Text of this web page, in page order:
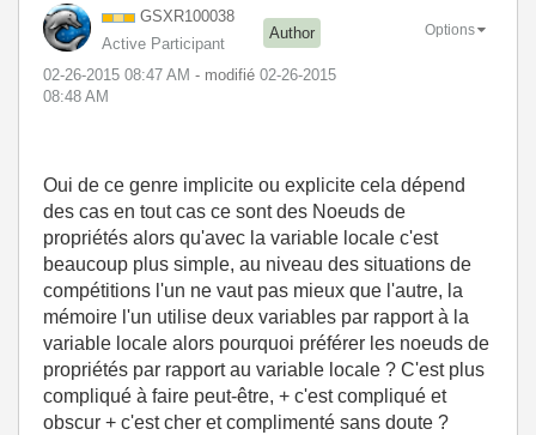
GSXR100038
Active Participant
Author
‎02-26-2015 08:47 AM - modifié ‎02-26-2015
08:48 AM
Options
Oui de ce genre implicite ou explicite cela dépend
des cas en tout cas ce sont des Noeuds de
propriétés alors qu'avec la variable locale c'est
beaucoup plus simple, au niveau des situations de
compétitions l'un ne vaut pas mieux que l'autre, la
mémoire l'un utilise deux variables par rapport à la
variable locale alors pourquoi préférer les noeuds de
propriétés par rapport au variable locale ? C'est plus
compliqué à faire peut-être, + c'est compliqué et
obscur + c'est cher et complimenté sans doute ?